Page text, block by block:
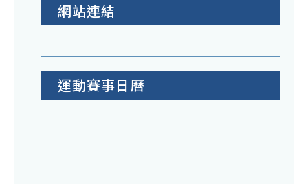
網站連結
運動賽事日曆